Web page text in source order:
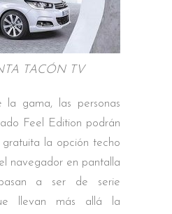
TACÓN TV
la gama, las personas
Feel Edition podrán
la opción techo
navegador en pantalla
a ser de serie
llevan más allá la